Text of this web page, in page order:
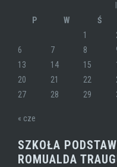
P
W Ś
1
6
7 8
13
14 15
20
21 22
27
28 29
« cze
SZKOŁA
ROMUALDA